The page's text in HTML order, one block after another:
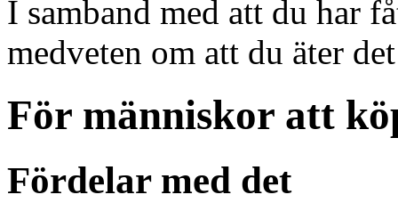
I samband med att du har
medveten om att du äter
För människor att
Fördelar med det